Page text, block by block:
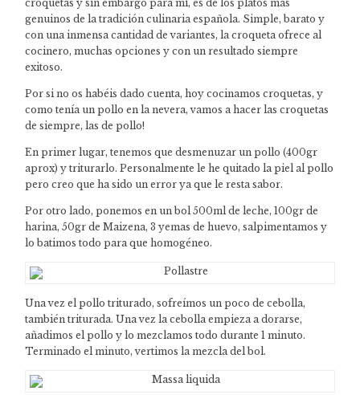
croquetas y sin embargo para mí, es de los platos más
genuinos de la tradición culinaria española. Simple, barato y
con una inmensa cantidad de variantes, la croqueta ofrece al
cocinero, muchas opciones y con un resultado siempre
exitoso.
Por si no os habéis dado cuenta, hoy cocinamos croquetas, y
como tenía un pollo en la nevera, vamos a hacer las croquetas
de siempre, las de pollo!
En primer lugar, tenemos que desmenuzar un pollo (400gr
aprox) y triturarlo. Personalmente le he quitado la piel al pollo
pero creo que ha sido un error ya que le resta sabor.
Por otro lado, ponemos en un bol 500ml de leche, 100gr de
harina, 50gr de Maizena, 3 yemas de huevo, salpimentamos y
lo batimos todo para que homogéneo.
Una vez el pollo triturado, sofreímos un poco de cebolla,
también triturada. Una vez la cebolla empieza a dorarse,
añadimos el pollo y lo mezclamos todo durante 1 minuto.
Terminado el minuto, vertimos la mezcla del bol.